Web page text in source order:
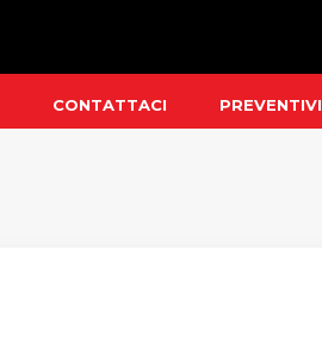
CONTATTACI PREVENTIVI